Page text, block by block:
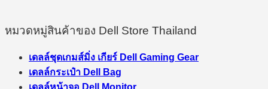
หมวดหมู่สินค้าของ Dell Store Thailand
เดลล์ชุดเกมส์มิ่ง เกียร์ Dell Gaming Gear
เดลล์กระเป๋า Dell Bag